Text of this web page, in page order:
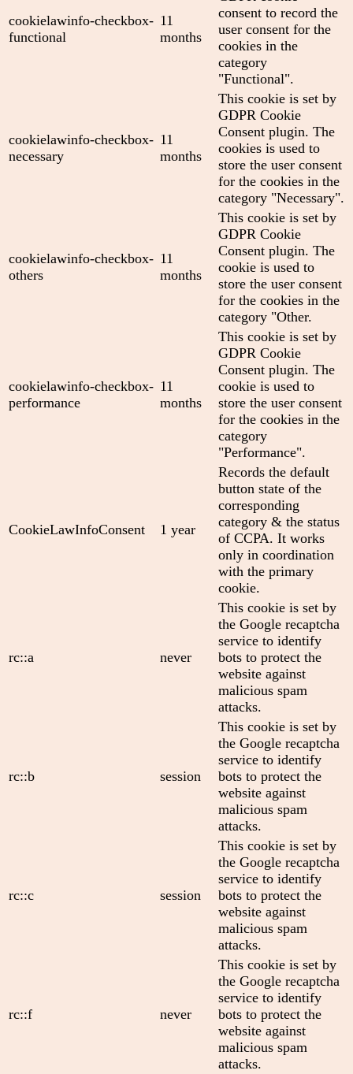
cookielawinfo-checkbox-
functional
11
months
consent to record the
user consent for the
cookies in the
category
"Functional".
cookielawinfo-checkbox-
necessary
11
months
This cookie is set by
GDPR Cookie
Consent plugin. The
cookies is used to
store the user consent
for the cookies in the
category "Necessary".
cookielawinfo-checkbox-
others
11
months
This cookie is set by
GDPR Cookie
Consent plugin. The
cookie is used to
store the user consent
for the cookies in the
category "Other.
cookielawinfo-checkbox-
performance
11
months
This cookie is set by
GDPR Cookie
Consent plugin. The
cookie is used to
store the user consent
for the cookies in the
category
"Performance".
CookieLawInfoConsent 1 year
Records the default
button state of the
corresponding
category & the status
of CCPA. It works
only in coordination
with the primary
cookie.
rc::a never
This cookie is set by
the Google recaptcha
service to identify
bots to protect the
website against
malicious spam
attacks.
rc::b session
This cookie is set by
the Google recaptcha
service to identify
bots to protect the
website against
malicious spam
attacks.
rc::c session
This cookie is set by
the Google recaptcha
service to identify
bots to protect the
website against
malicious spam
attacks.
rc::f never
This cookie is set by
the Google recaptcha
service to identify
bots to protect the
website against
malicious spam
attacks.